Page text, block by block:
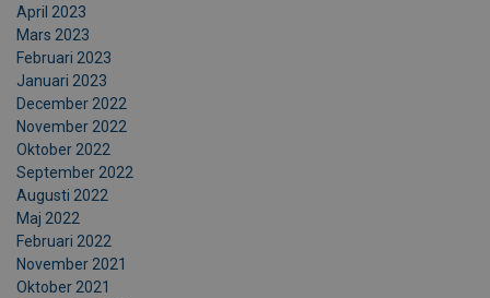
April 2023
Mars 2023
Februari 2023
Januari 2023
December 2022
November 2022
Oktober 2022
September 2022
Augusti 2022
Maj 2022
Februari 2022
November 2021
Oktober 2021